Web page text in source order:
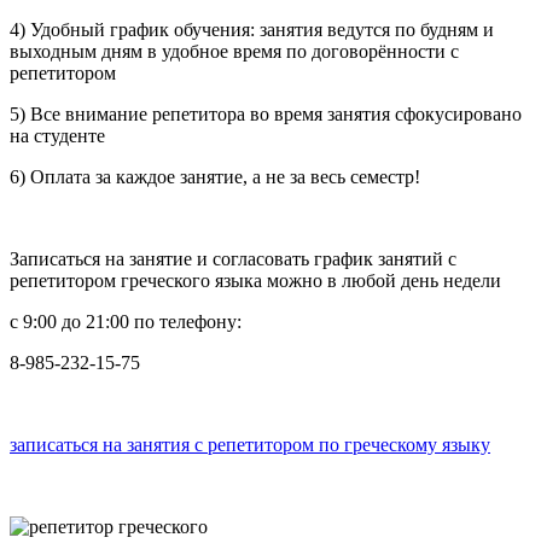
4) Удобный график обучения: занятия ведутся по будням и
выходным дням в удобное время по договорённости с
репетитором
5) Все внимание репетитора во время занятия сфокусировано
на студенте
6) Оплата за каждое занятие, а не за весь семестр!
Записаться на занятие и согласовать график занятий с
репетитором греческого языка можно в любой день недели
с 9:00 до 21:00 по телефону:
8-985-232-15-75
записаться на занятия с репетитором по греческому языку